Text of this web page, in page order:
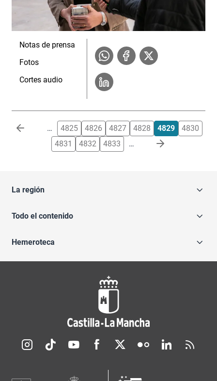
Notas de prensa
Fotos
Cortes audio
Paginación … 4825 4826 4827 4828 4829
4830
4831
4832 4833 …
La región
Todo el contenido
Hemeroteca
Redes sociales JCCM